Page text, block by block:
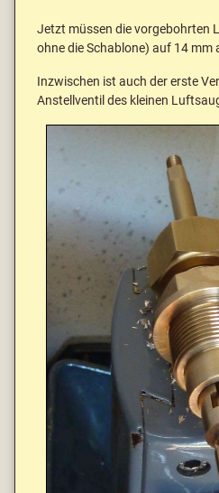
Jetzt müssen die vorgebohrten
ohne die Schablone) auf 14
Inzwischen ist auch der erste
Anstellventil des kleinen